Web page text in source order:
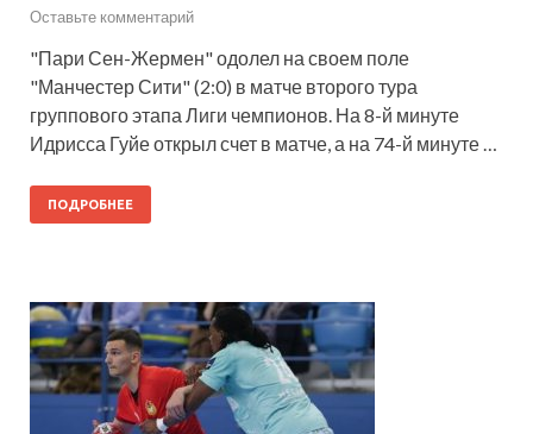
Оставьте комментарий
"Пари Сен-Жермен" одолел на своем поле
"Манчестер Сити" (2:0) в матче второго тура
группового этапа Лиги чемпионов. На 8-й минуте
Идрисса Гуйе открыл счет в матче, а на 74-й минуте …
ПОДРОБНЕЕ